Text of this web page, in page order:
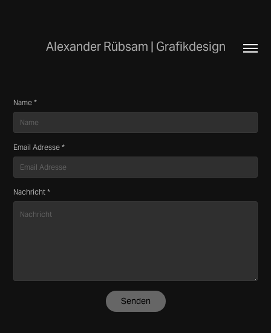
Alexander Rübsam | Grafikdesign
Name *
Email Adresse *
Nachricht *
Senden